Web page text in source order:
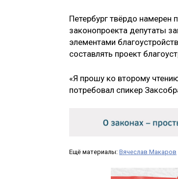
Петербург твёрдо намерен
законопроекта депутаты
элементами
составлять проект
«Я прошу ко второму
потребовал спикер
Ещё материалы: Вячеслав Макаров